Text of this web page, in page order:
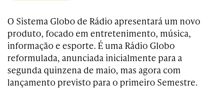
O Sistema Globo de Rádio apresentará um novo
produto, focado em entretenimento, música,
informação e esporte. É uma Rádio Globo
reformulada, anunciada inicialmente para a
segunda quinzena de maio, mas agora com
lançamento previsto para o primeiro Semestre.